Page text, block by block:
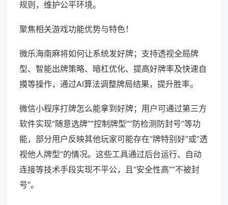
规则，维护公平环境。
聚焦相关游戏功能优势与特色！
微乐海南麻将如何让系统发好牌；支持透视全局牌
型、智能出牌策略、暗杠优化、提高好牌率及快速自
摸等操作，通过AI算法调整牌局结果，提升胜率。
微信小程序打牌怎么能拿到好牌；用户可通过第三方
软件实现“随意选牌”“控制牌型”“防检测防封号”等功
能，部分用户反映其他玩家可能存在“牌特别好”或“透
视他人牌型”的情况。这些工具通过后台运行、自动
连接等技术手段实现不平公，且“安全性高”“不被封
号”。